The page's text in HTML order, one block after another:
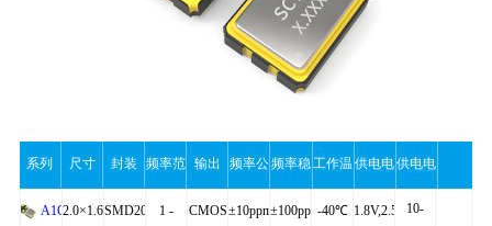
系列 尺寸 封装 频率范
围
输出 频率公
差
频率稳
定性
工作温
度
供电电
压
供电电
流（最
A1C2.0×1.6×0.75SMD2016-1 - CMOS±10ppm±100ppm-40℃ 1.8V,2.5V,3.3V
10-